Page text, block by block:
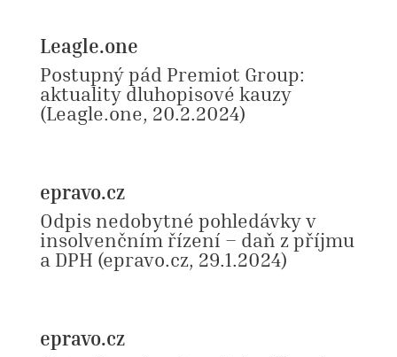
Leagle.one
Postupný pád Premiot Group:
aktuality dluhopisové kauzy
(Leagle.one, 20.2.2024)
epravo.cz
Odpis nedobytné pohledávky v
insolvenčním řízení – daň z příjmu
a DPH (epravo.cz, 29.1.2024)
epravo.cz